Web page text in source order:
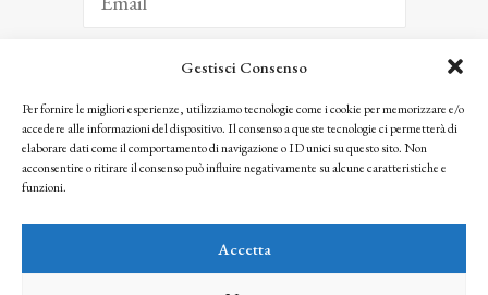
Gestisci Consenso
Per fornire le migliori esperienze, utilizziamo tecnologie come i cookie per memorizzare e/o
accedere alle informazioni del dispositivo. Il consenso a queste tecnologie ci permetterà di
elaborare dati come il comportamento di navigazione o ID unici su questo sito. Non
acconsentire o ritirare il consenso può influire negativamente su alcune caratteristiche e
funzioni.
Accetta
ISCRIVITI
Facendo clic per iscriverti, riconosci che le tue informazioni saranno trattate
seguendo la nostra Privacy Policy
© 2025 Istituto Matteucci. All right reserved
l’autorizzazione scritta dei proprietari dei diritti e dell’Istituto Matteucci